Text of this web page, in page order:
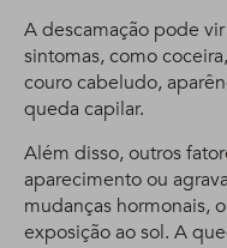
A descamação pode
sintomas, como
couro cabeludo,
queda capilar.
Além disso, outros
aparecimento ou
mudanças hormonais,
exposição ao sol. A